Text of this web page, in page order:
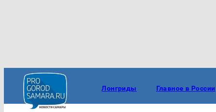
Лонгриды Главное в России